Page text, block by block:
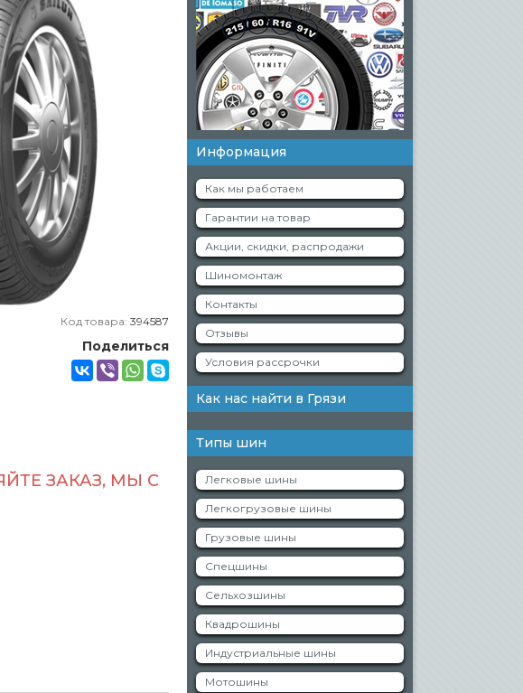
Код товара: 394587
Поделиться
ЗАКАЗ, МЫ С
Информация
Как мы работаем
Гарантии на товар
Акции, скидки, распродажи
Шиномонтаж
Контакты
Отзывы
Условия рассрочки
Как нас найти в Грязи
Типы шин
Легковые шины
Легкогрузовые шины
Грузовые шины
Спецшины
Сельхозшины
Квадрошины
Индустриальные шины
Мотошины